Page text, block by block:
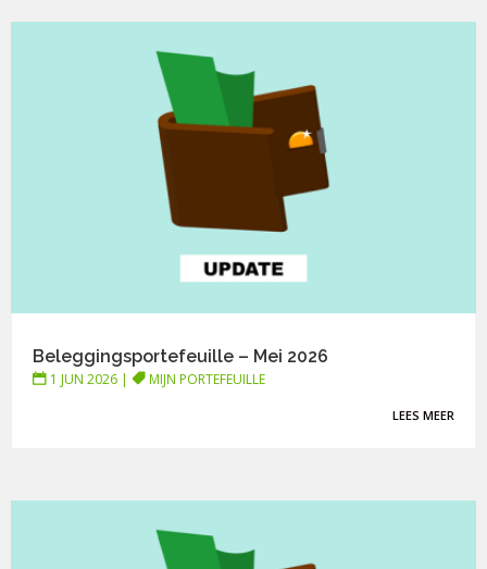
Beleggingsportefeuille – Mei 2026
1 JUN 2026 | MIJN PORTEFEUILLE
LEES MEER